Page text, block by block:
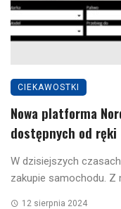
CIEKAWOSTKI
Nowa platforma
dostępnych od ręki
W dzisiejszych
zakupie samochodu. Z
12 sierpnia 2024